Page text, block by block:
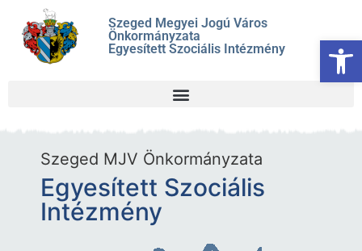
Szeged Megyei Jogú Város
Önkormányzata
Egyesített Szociális Intézmény
Szeged MJV Önkormányzata
Egyesített Szociális
Intézmény